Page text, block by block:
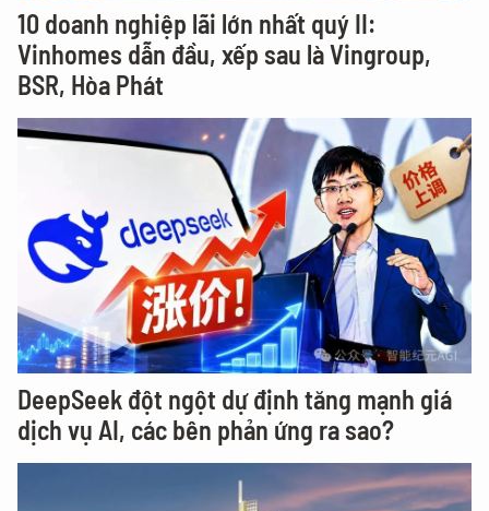
10 doanh nghiệp lãi lớn nhất quý II:
Vinhomes dẫn đầu, xếp sau là Vingroup,
BSR, Hòa Phát
DeepSeek đột ngột dự định tăng mạnh giá
dịch vụ AI, các bên phản ứng ra sao?